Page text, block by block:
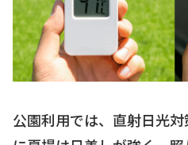
公園利用では、直射日光